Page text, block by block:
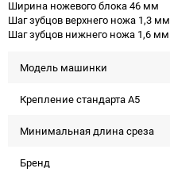
Ширина ножевого блока 46 мм
Шаг зубцов верхнего ножа 1,3 мм
Шаг зубцов нижнего ножа 1,6 мм
Модель машинки
Крепление стандарта А5
Минимальная длина среза
Бренд